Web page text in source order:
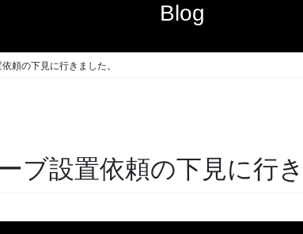
Blog
頼の下見に行きました。
ブ設置依頼の下見に行き